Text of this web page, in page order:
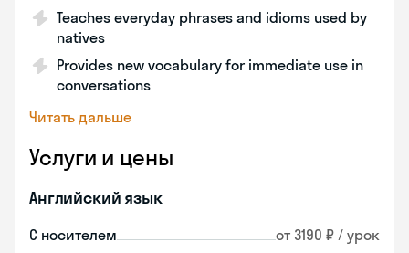
Teaches everyday phrases and idioms used by
natives
Provides new vocabulary for immediate use in
conversations
Читать дальше
Услуги и цены
Английский язык
С носителем от 3190 ₽ / урок